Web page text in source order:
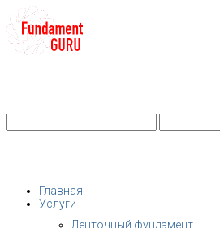
Главная
Услуги
Ленточный фундамент